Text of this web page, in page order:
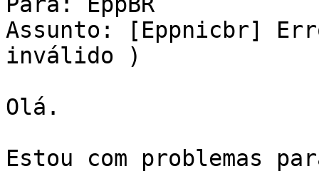
Assunto: [Eppnicbr]
inválido )
Olá.
Estou com problemas